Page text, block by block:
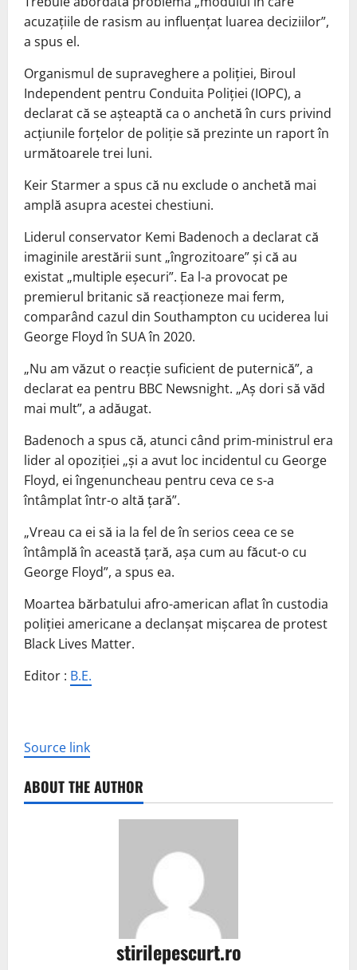
acuzaţiile de rasism au influenţat luarea deciziilor”,
a spus el.
Organismul de supraveghere a poliţiei, Biroul
Independent pentru Conduita Poliţiei (IOPC), a
declarat că se aşteaptă ca o anchetă în curs privind
acţiunile forţelor de poliţie să prezinte un raport în
următoarele trei luni.
Keir Starmer a spus că nu exclude o anchetă mai
amplă asupra acestei chestiuni.
Liderul conservator Kemi Badenoch a declarat că
imaginile arestării sunt „îngrozitoare” şi că au
existat „multiple eşecuri”. Ea l-a provocat pe
premierul britanic să reacţioneze mai ferm,
comparând cazul din Southampton cu uciderea lui
George Floyd în SUA în 2020.
„Nu am văzut o reacţie suficient de puternică”, a
declarat ea pentru BBC Newsnight. „Aş dori să văd
mai mult”, a adăugat.
Badenoch a spus că, atunci când prim-ministrul era
lider al opoziţiei „şi a avut loc incidentul cu George
Floyd, ei îngenuncheau pentru ceva ce s-a
întâmplat într-o altă ţară”.
„Vreau ca ei să ia la fel de în serios ceea ce se
întâmplă în această ţară, aşa cum au făcut-o cu
George Floyd”, a spus ea.
Moartea bărbatului afro-american aflat în custodia
poliţiei americane a declanşat mişcarea de protest
Black Lives Matter.
Editor : B.E.
Source link
ABOUT THE AUTHOR
stirilepescurt.ro